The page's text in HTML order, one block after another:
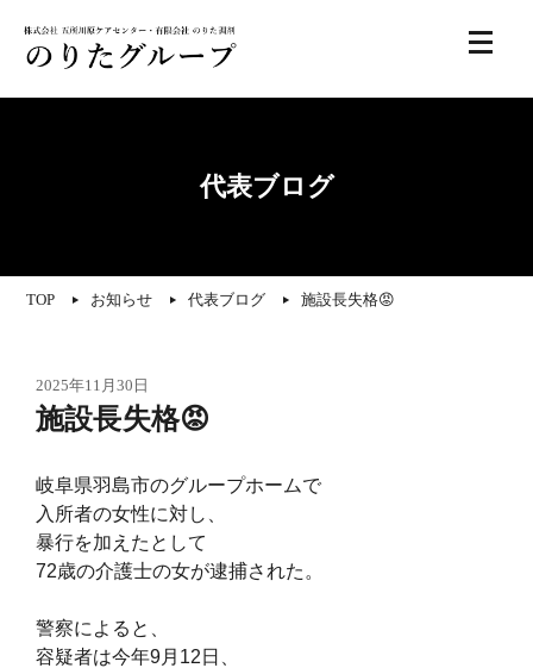
代表ブログ
TOP お知らせ 代表ブログ 施設長失格😡
2025年11月30日
施設長失格😡
岐阜県羽島市のグループホームで
入所者の女性に対し、
暴行を加えたとして
72歳の介護士の女が逮捕された。
警察によると、
容疑者は今年9月12日、